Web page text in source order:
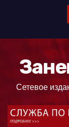
Сетевое